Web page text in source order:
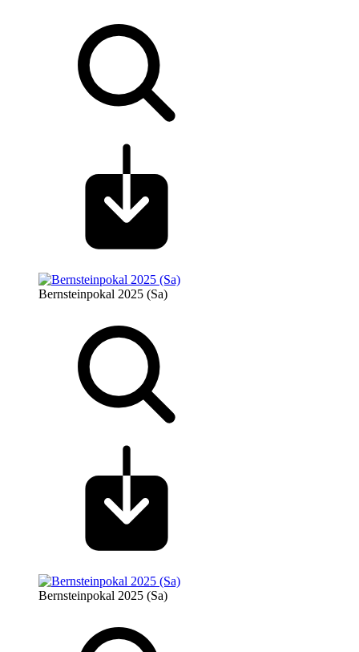
Bernsteinpokal 2025 (Sa)
Bernsteinpokal 2025 (Sa)